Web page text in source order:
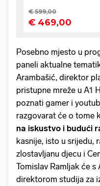
Posebno mjesto u
paneli aktualne
Arambašić, direktor
pristupne mreže u A1
poznati gamer i
razgovarat će o tome
na iskustvo i budući
kasnije, isto u srijedu,
zlostavljanu djecu i
Tomislav Ramljak će
direktorom studija za